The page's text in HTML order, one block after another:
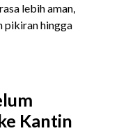
lebih aman,
pikiran hingga
Kantin